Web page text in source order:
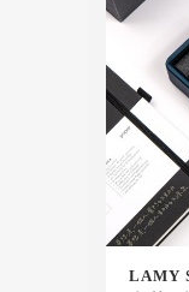
LAMY